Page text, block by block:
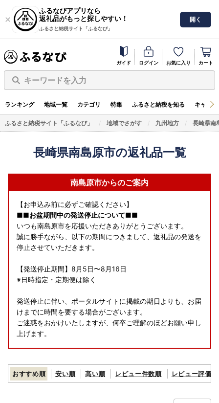
ふるなびアプリなら
返礼品がもっと探しやすい！
ふるさと納税サイト「ふるなび」
開く
ガイド ログイン お気に入り カート
キーワードを入力
ランキング 地域一覧 カテゴリ 特集 ふるさと納税を知る キャン
ふるさと納税サイト「ふるなび」 地域でさがす 九州地方 長崎県南
長崎県南島原市の返礼品一覧
南島原市からのご案内
【お申込み前に必ずご確認ください】
■■お盆期間中の発送停止について■■
いつも南島原市を応援いただきありがとうございます。
誠に勝手ながら、以下の期間につきまして、返礼品の発送を
停止させていただきます。
【発送停止期間】8月5日〜8月16日
※日時指定・定期便は除く
発送停止に伴い、ポータルサイトに掲載の期日よりも、お届
けまでに時間を要する場合がございます。
ご迷惑をおかけいたしますが、何卒ご理解のほどお願い申し
上げます。
しらせ】
2023年6月1日発送分より転送サービスが有料となります。
おすすめ順 安い順 高い順 レビュー件数順 レビュー評価順